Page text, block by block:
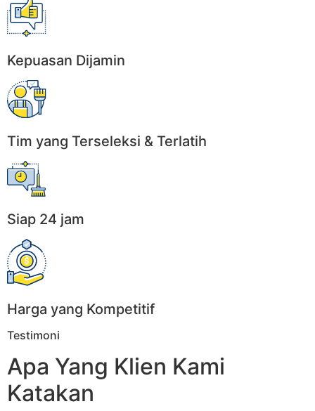
Kepuasan Dijamin
Tim yang Terseleksi & Terlatih
Siap 24 jam
Harga yang Kompetitif
Testimoni
Apa Yang Klien Kami
Katakan